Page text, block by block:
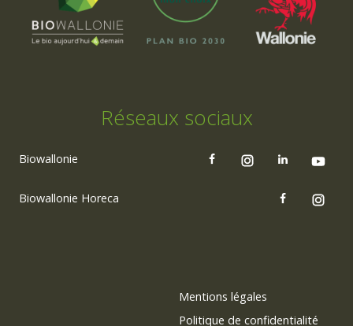
Réseaux sociaux
Biowallonie
Biowallonie Horeca
Mentions légales
Politique de confidentialité